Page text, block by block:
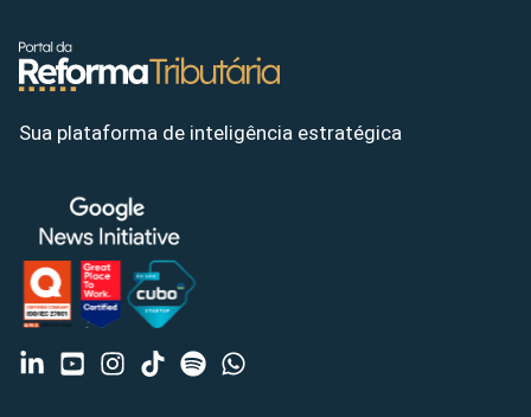
Sua plataforma de inteligência estratégica